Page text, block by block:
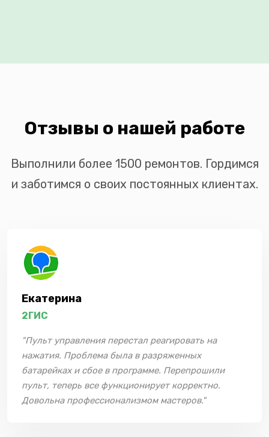
Отзывы о нашей работе
Выполнили более 1500 ремонтов. Гордимся
и заботимся о своих постоянных клиентах.
Екатерина
2ГИС
"Пульт управления перестал реагировать на
нажатия. Проблема была в разряженных
батарейках и сбое в программе. Перепрошили
пульт, теперь все функционирует корректно.
Довольна профессионализмом мастеров."